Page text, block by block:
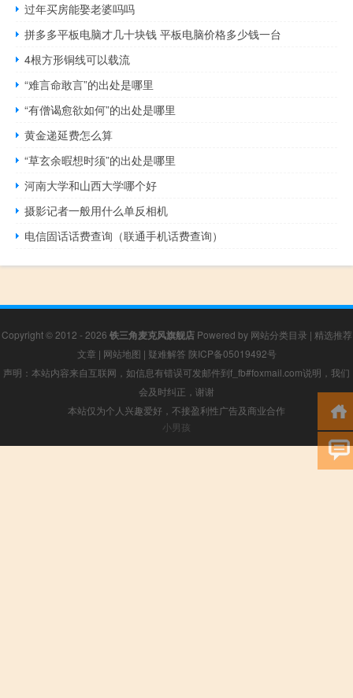
过年买房能娶老婆吗吗
拼多多平板电脑才几十块钱 平板电脑价格多少钱一台
4根方形铜线可以载流
“难言命敢言”的出处是哪里
“有僧谒愈欲如何”的出处是哪里
黄金递延费怎么算
“草玄余暇想时须”的出处是哪里
河南大学和山西大学哪个好
摄影记者一般用什么单反相机
电信固话话费查询（联通手机话费查询）
Copyright © 2012 - 2026 铁三角麦克风旗舰店Powered by 网站分类目录 | 精选推荐
文章 | 网站地图 | 疑难解答 陕ICP备05019492号
声明：本站内容来自互联网，如信息有错误可发邮件到f_fb#foxmail.com说明，我们
会及时纠正，谢谢
本站仅为个人兴趣爱好，不接盈利性广告及商业合作
小男孩